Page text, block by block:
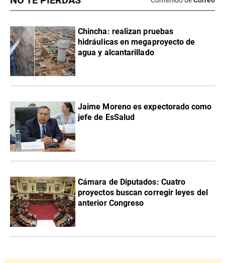
Chincha: realizan pruebas
hidráulicas en megaproyecto de
agua y alcantarillado
Jaime Moreno es expectorado como
jefe de EsSalud
Cámara de Diputados: Cuatro
proyectos buscan corregir leyes del
anterior Congreso